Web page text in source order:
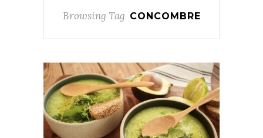
Browsing Tag CONCOMBRE